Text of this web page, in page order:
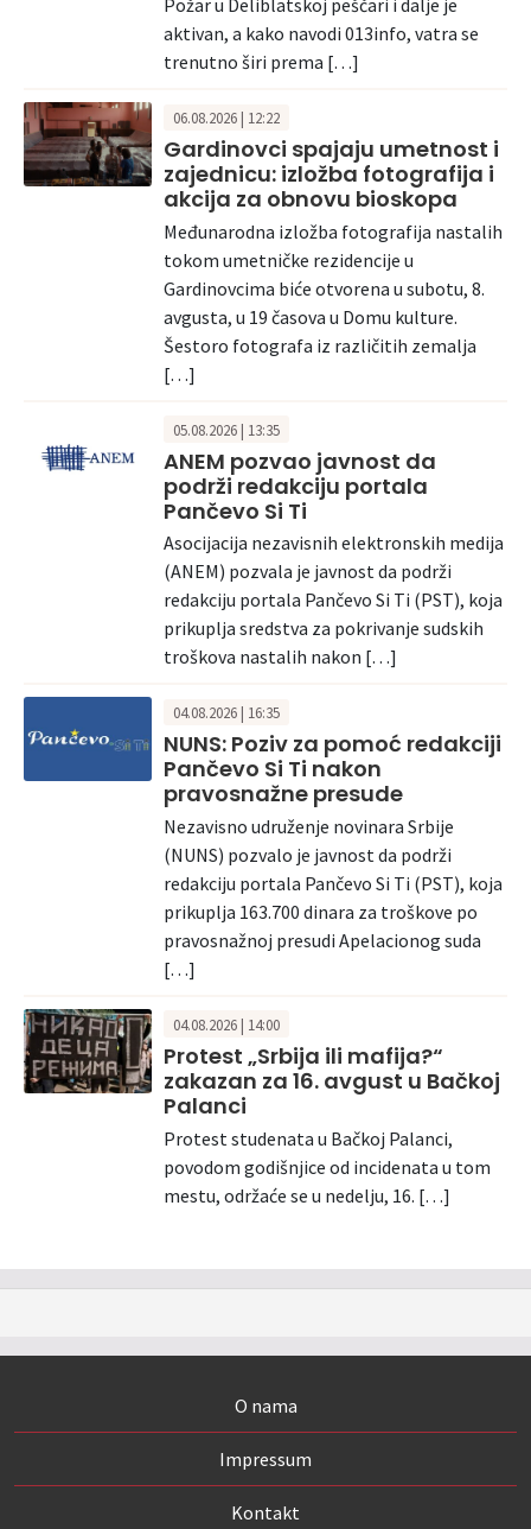
Požar u Deliblatskoj peščari i dalje je
aktivan, a kako navodi 013info, vatra se
trenutno širi prema […]
06.08.2026 | 12:22
Gardinovci spajaju umetnost i
zajednicu: izložba fotografija i
akcija za obnovu bioskopa
Međunarodna izložba fotografija nastalih
tokom umetničke rezidencije u
Gardinovcima biće otvorena u subotu, 8.
avgusta, u 19 časova u Domu kulture.
Šestoro fotografa iz različitih zemalja
[…]
05.08.2026 | 13:35
ANEM pozvao javnost da
podrži redakciju portala
Pančevo Si Ti
Asocijacija nezavisnih elektronskih medija
(ANEM) pozvala je javnost da podrži
redakciju portala Pančevo Si Ti (PST), koja
prikuplja sredstva za pokrivanje sudskih
troškova nastalih nakon […]
04.08.2026 | 16:35
NUNS: Poziv za pomoć redakciji
Pančevo Si Ti nakon
pravosnažne presude
Nezavisno udruženje novinara Srbije
(NUNS) pozvalo je javnost da podrži
redakciju portala Pančevo Si Ti (PST), koja
prikuplja 163.700 dinara za troškove po
pravosnažnoj presudi Apelacionog suda
[…]
04.08.2026 | 14:00
Protest „Srbija ili mafija?“
zakazan za 16. avgust u Bačkoj
Palanci
Protest studenata u Bačkoj Palanci,
povodom godišnjice od incidenata u tom
mestu, održaće se u nedelju, 16. […]
O nama
Impressum
Kontakt